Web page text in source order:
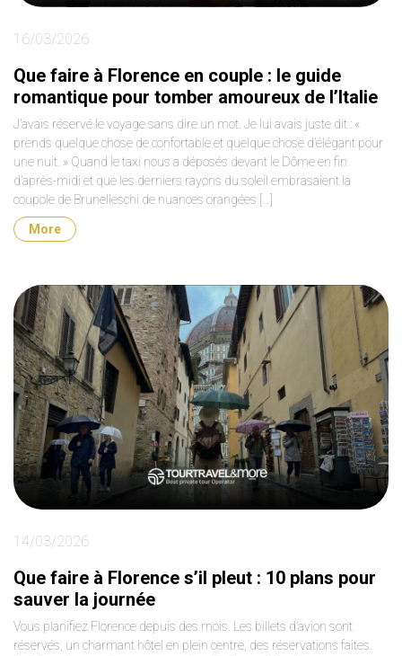
16/03/2026
Que faire à Florence en couple : le guide
romantique pour tomber amoureux de l’Italie
J’avais réservé le voyage sans dire un mot. Je lui avais juste dit : «
prends quelque chose de confortable et quelque chose d’élégant pour
une nuit. » Quand le taxi nous a déposés devant le Dôme en fin
d’après-midi et que les derniers rayons du soleil embrasaient la
coupole de Brunelleschi de nuances orangées […]
More
14/03/2026
Que faire à Florence s’il pleut : 10 plans pour
sauver la journée
Vous planifiez Florence depuis des mois. Les billets d’avion sont
réservés, un charmant hôtel en plein centre, des réservations faites.